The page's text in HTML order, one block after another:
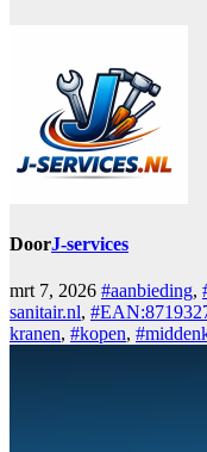
DoorJ-services
mrt 7, 2026 #aanbieding,
sanitair.nl,
kranen, #kopen,